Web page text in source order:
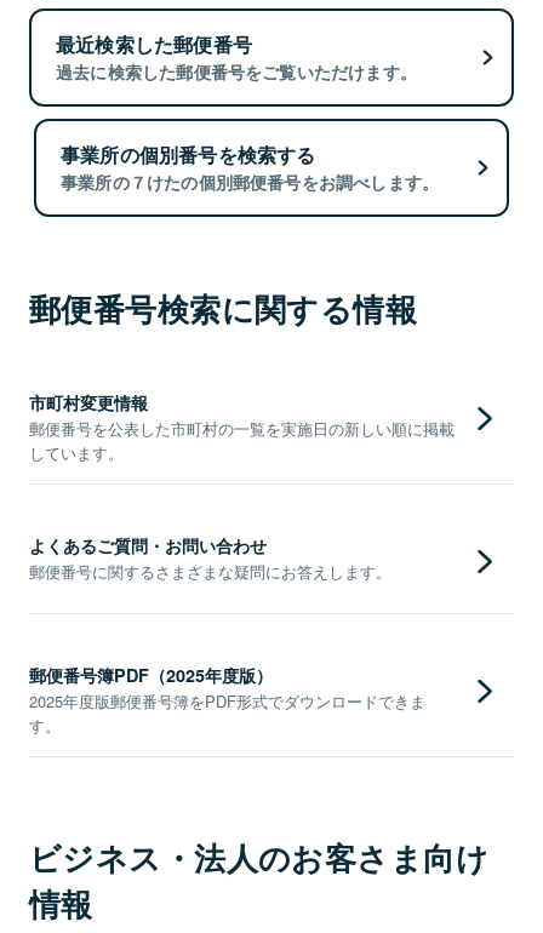
最近検索した郵便番号
過去に検索した郵便番号をご覧いただけます。
事業所の個別番号を検索する
事業所の７けたの個別郵便番号をお調べします。
郵便番号検索に関する情報
市町村変更情報
郵便番号を公表した市町村の一覧を実施日の新しい順に掲載
しています。
よくあるご質問・お問い合わせ
郵便番号に関するさまざまな疑問にお答えします。
郵便番号簿PDF（2025年度版）
2025年度版郵便番号簿をPDF形式でダウンロードできま
す。
ビジネス・法人のお客さま向け
情報